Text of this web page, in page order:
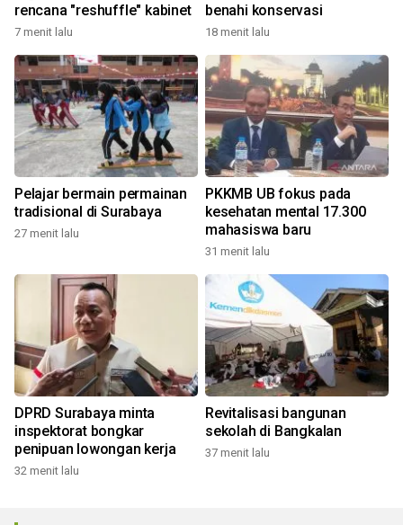
rencana "reshuffle" kabinet
7 menit lalu
benahi konservasi
18 menit lalu
Pelajar bermain permainan
tradisional di Surabaya
27 menit lalu
PKKMB UB fokus pada
kesehatan mental 17.300
mahasiswa baru
31 menit lalu
DPRD Surabaya minta
inspektorat bongkar
penipuan lowongan kerja
32 menit lalu
Revitalisasi bangunan
sekolah di Bangkalan
37 menit lalu